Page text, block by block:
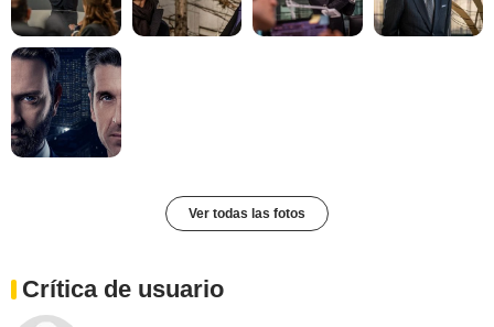
Ver todas las fotos
Crítica de usuario